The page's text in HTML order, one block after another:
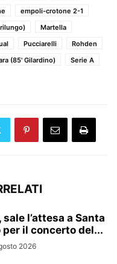
empoli-crotone 2-1
Martella
Pucciarelli
Rohden
(85' Gilardino)
Serie A
l’attesa a Santa
per il concerto del...
2026